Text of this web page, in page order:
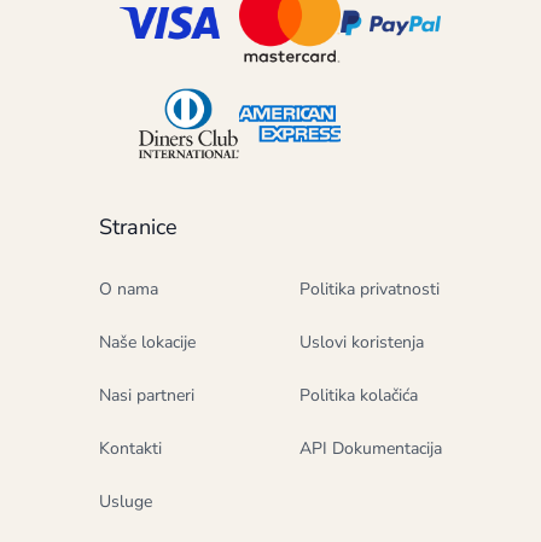
Stranice
O nama
Naše lokacije
Nasi partneri
Kontakti
Usluge
Politika privatnosti
Uslovi koristenja
Politika kolačića
API Dokumentacija